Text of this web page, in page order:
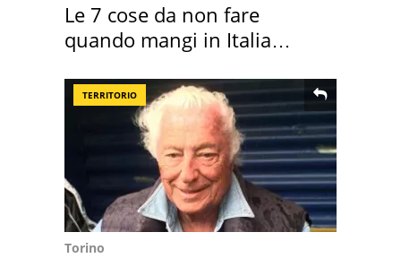
Le 7 cose da non fare
quando mangi in Italia
TERRITORIO
Torino